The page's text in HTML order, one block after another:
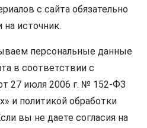
с сайта обязательно
источник.
персональные данные
в соответствии с
27 июля 2006 г. № 152-ФЗ
и политикой обработки
вы не даете согласия на